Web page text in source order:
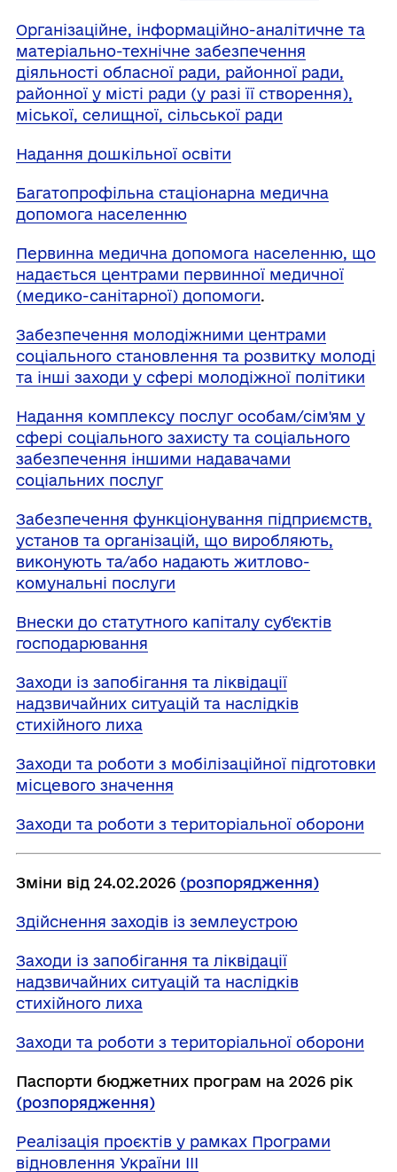
Організаційне, інформаційно-аналітичне та
матеріально-технічне забезпечення
діяльності обласної ради, районної ради,
районної у місті ради (у разі її створення),
міської, селищної, сільської ради
Надання дошкільної освіти
Багатопрофільна стаціонарна медична
допомога населенню
Первинна медична допомога населенню, що
надається центрами первинної медичної
(медико-санітарної) допомоги.
Забезпечення молодіжними центрами
соціального становлення та розвитку молоді
та інші заходи у сфері молодіжної політики
Надання комплексу послуг особам/сім'ям у
сфері соціального захисту та соціального
забезпечення іншими надавачами
соціальних послуг
Забезпечення функціонування підприємств,
установ та організацій, що виробляють,
виконують та/або надають житлово-
комунальні послуги
Внески до статутного капіталу суб'єктів
господарювання
Заходи із запобігання та ліквідації
надзвичайних ситуацій та наслідків
стихійного лиха
Заходи та роботи з мобілізаційної підготовки
місцевого значення
Заходи та роботи з територіальної оборони
Зміни від 24.02.2026 (розпорядження)
Здійснення заходів із землеустрою
Заходи із запобігання та ліквідації
надзвичайних ситуацій та наслідків
стихійного лиха
Заходи та роботи з територіальної оборони
Паспорти бюджетних програм на 2026 рік
(розпорядження)
Реалізація проєктів у рамках Програми
відновлення України ІІІ